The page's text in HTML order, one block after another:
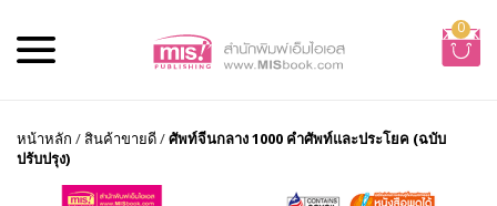
0
หน้าหลัก /สินค้าขายดี/ศัพท์จีนกลาง 1000 คำศัพท์และประโยค (ฉบับ
ปรับปรุง)